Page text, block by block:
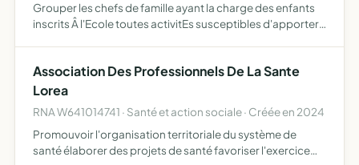
Grouper les chefs de famille ayant la charge des enfants
inscrits Â l'Ecole toutes activitEs susceptibles d'apporter
Association Des Professionnels De La Sante
Lorea
RNA W641014741 · Santé et action sociale · Créée en 2024
Promouvoir l'organisation territoriale du système de
santé élaborer des projets de santé favoriser l'exercice